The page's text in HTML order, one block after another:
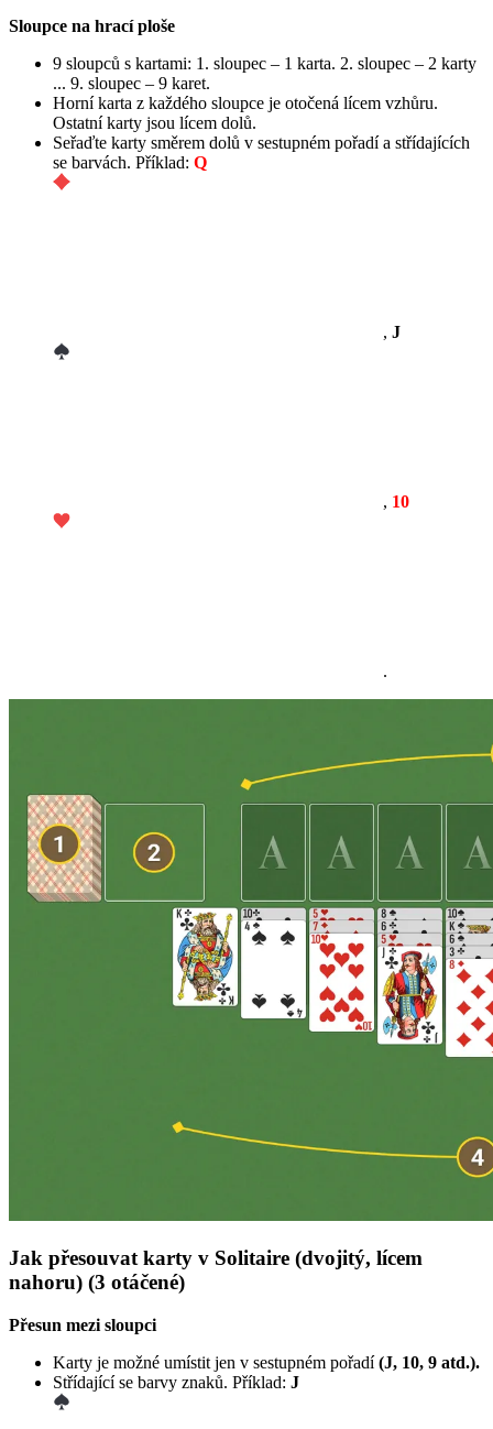
Sloupce na hrací ploše
9 sloupců s kartami: 1. sloupec – 1 karta. 2. sloupec – 2 karty
... 9. sloupec – 9 karet.
Horní karta z každého sloupce je otočená lícem vzhůru.
Ostatní karty jsou lícem dolů.
Seřaďte karty směrem dolů v sestupném pořadí a střídajících
se barvách. Příklad: Q
, J
, 10
.
Jak přesouvat karty v Solitaire (dvojitý, lícem
nahoru) (3 otáčené)
Přesun mezi sloupci
Karty je možné umístit jen v sestupném pořadí(J, 10, 9 atd.).
Střídající se barvy znaků. Příklad: J